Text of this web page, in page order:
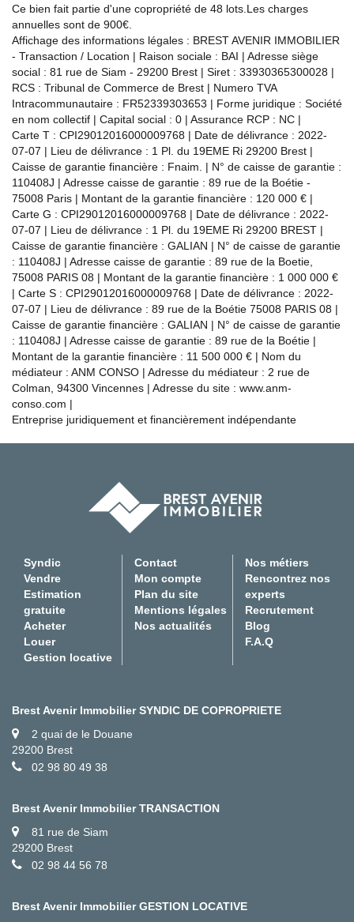
Ce bien fait partie d'une copropriété de 48 lots.Les charges
annuelles sont de 900€.
Affichage des informations légales : BREST AVENIR IMMOBILIER
- Transaction / Location | Raison sociale : BAI | Adresse siège
social : 81 rue de Siam - 29200 Brest | Siret : 33930365300028 |
RCS : Tribunal de Commerce de Brest | Numero TVA
Intracommunautaire : FR52339303653 | Forme juridique : Société
en nom collectif | Capital social : 0 | Assurance RCP : NC |
Carte T : CPI29012016000009768 | Date de délivrance : 2022-
07-07 | Lieu de délivrance : 1 Pl. du 19EME Ri 29200 Brest |
Caisse de garantie financière : Fnaim. | N° de caisse de garantie :
110408J | Adresse caisse de garantie : 89 rue de la Boétie -
75008 Paris | Montant de la garantie financière : 120 000 € |
Carte G : CPI29012016000009768 | Date de délivrance : 2022-
07-07 | Lieu de délivrance : 1 Pl. du 19EME Ri 29200 BREST |
Caisse de garantie financière : GALIAN | N° de caisse de garantie
: 110408J | Adresse caisse de garantie : 89 rue de la Boetie,
75008 PARIS 08 | Montant de la garantie financière : 1 000 000 €
| Carte S : CPI29012016000009768 | Date de délivrance : 2022-
07-07 | Lieu de délivrance : 89 rue de la Boétie 75008 PARIS 08 |
Caisse de garantie financière : GALIAN | N° de caisse de garantie
: 110408J | Adresse caisse de garantie : 89 rue de la Boétie |
Montant de la garantie financière : 11 500 000 € | Nom du
médiateur : ANM CONSO | Adresse du médiateur : 2 rue de
Colman, 94300 Vincennes | Adresse du site : www.anm-
conso.com |
Entreprise juridiquement et financièrement indépendante
Syndic
Vendre
Estimation
gratuite
Acheter
Louer
Gestion locative
Contact
Mon compte
Plan du site
Mentions légales
Nos actualités
Nos métiers
Rencontrez nos
experts
Recrutement
Blog
F.A.Q
Brest Avenir Immobilier SYNDIC DE COPROPRIETE
2 quai de le Douane
29200 Brest
02 98 80 49 38
Brest Avenir Immobilier TRANSACTION
81 rue de Siam
29200 Brest
02 98 44 56 78
Brest Avenir Immobilier GESTION LOCATIVE